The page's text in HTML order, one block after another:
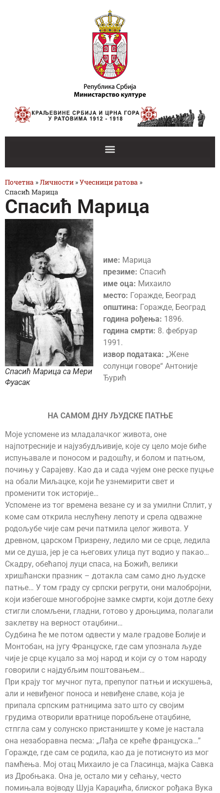
Почетна »Личности »Учесници ратова »
Спасић Марица
Спасић Марица
Спасић Марица са Мери
Фуасак
име: Марица
презиме: Спасић
име оца: Михаило
место: Горажде, Београд
општина: Горажде, Београд
година рођења: 1896.
година смрти: 8. фебруар
1991.
извор података: „Жене
солунци говоре“ Антоније
Ђурић
НА САМОМ ДНУ ЉУДСКЕ ПАТЊЕ
Моје успомене из младалачког живота, оне
најпотресније и најузбудљивије, које су цело моје биће
испуњавале и поносом и радошћу, и болом и патњом,
почињу у Сарајеву. Као да и сада чујем оне реске пуцње
на обали Миљацке, који ће узнемирити свет и
променити ток историје…
Успомене из тог времена везане су и за умилни Сплит, у
коме сам открила неслућену лепоту и срела одважне
родољубе чије сам речи патмила целог живота. У
древном, царском Призрену, ледило ми се срце, ледила
ми се душа, јер је са његових улица пут водио у пакао…
Скадру, обећапој луци спаса, на Божић, велики
хришћански празник – дотакла сам само дно људске
патње… У том граду су српски регрути, они малобројни,
који избегоше многобројне замке смрти, који дотле беху
стигли сломљени, гладни, готово у дроњцима, полагали
заклетву на верност отаџбини…
Судбина ће ме потом одвести у мале градове Болије и
Монтобан, на југу Француске, где сам упознала људе
чије је срце куцало за мој народ и који су о том народу
говорили с најдубљим поштовањем…
При крају тог мучног пута, препупог патњи и искушења,
али и невиђеног поноса и невиђене славе, која је
припала српским ратницима зато што су својим
грудима отворили вратнице поробљене отаџбине,
стпгла сам у солунско пристаниште у коме је настала
она незаборавна песма: „Лађа се креће француска…”
Горажде, где сам се родила, као да је потиснуто из мог
памћења. Мој отац Михаило је са Гласинца, мајка Савка
из Дробњака. Она је, остало ми у сећању, често
помињала војводу Шуја Караџића, блиског рођака Вука